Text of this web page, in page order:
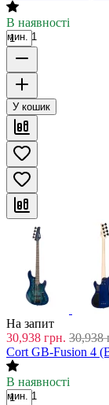
В наявності
мин. 1
У кошик
На запит
30,938 грн. 30,938
Cort GB-Fusion 4
В наявності
мин. 1